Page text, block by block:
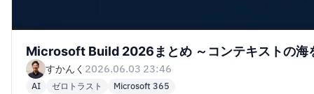
Microsoft Build 2026まとめ ～コンテキストの海
すかんく 2026.06.03 23:46
AI ゼロトラスト Microsoft 365